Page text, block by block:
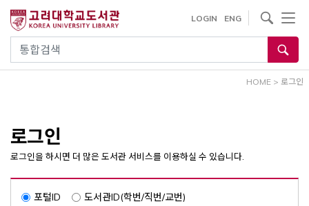
건
통합검색
LOGIN ENG
사이트내 검색
HOME > 로그인
로그인
로그인을 하시면 더 많은 도서관 서비스를 이용하실 수 있습니다.
포털ID 도서관ID(학번/직번/교번)